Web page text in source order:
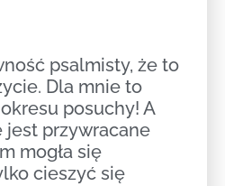
psalmisty, że to
Dla mnie to
posuchy! A
przywracane
mogła się
cieszyć się